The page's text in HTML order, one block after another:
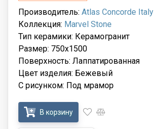
Производитель: Atlas Concorde Italy
Коллекция: Marvel Stone
Тип керамики: Керамогранит
Размер: 750x1500
Поверхность: Лаппатированная
Цвет изделия: Бежевый
С рисунком: Под мрамор
В корзину